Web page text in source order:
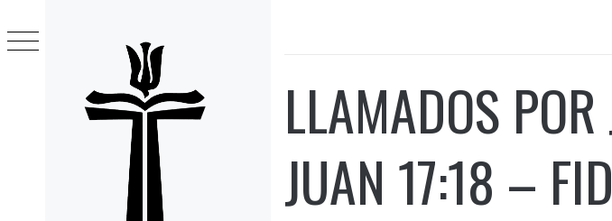
al
contenido
LLAMADOS
JUAN 17:18 –